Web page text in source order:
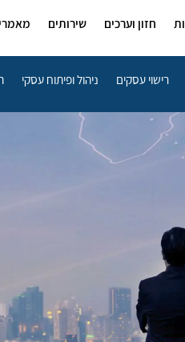
חזון וערכים שירותים
רישוי עסקים ניהול ופיתוח עסקי